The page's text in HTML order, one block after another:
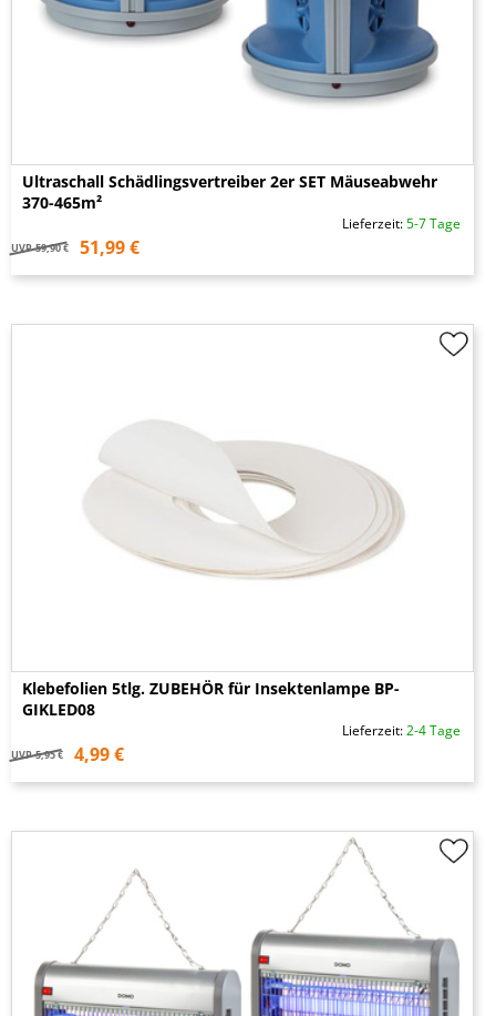
Ultraschall Schädlingsvertreiber 2er SET Mäuseabwehr
370-465m²
Lieferzeit:5-7 Tage
UVP 59,90 € 51,99 €
Klebefolien 5tlg. ZUBEHÖR für Insektenlampe BP-
GIKLED08
Lieferzeit:2-4 Tage
UVP 5,95 € 4,99 €